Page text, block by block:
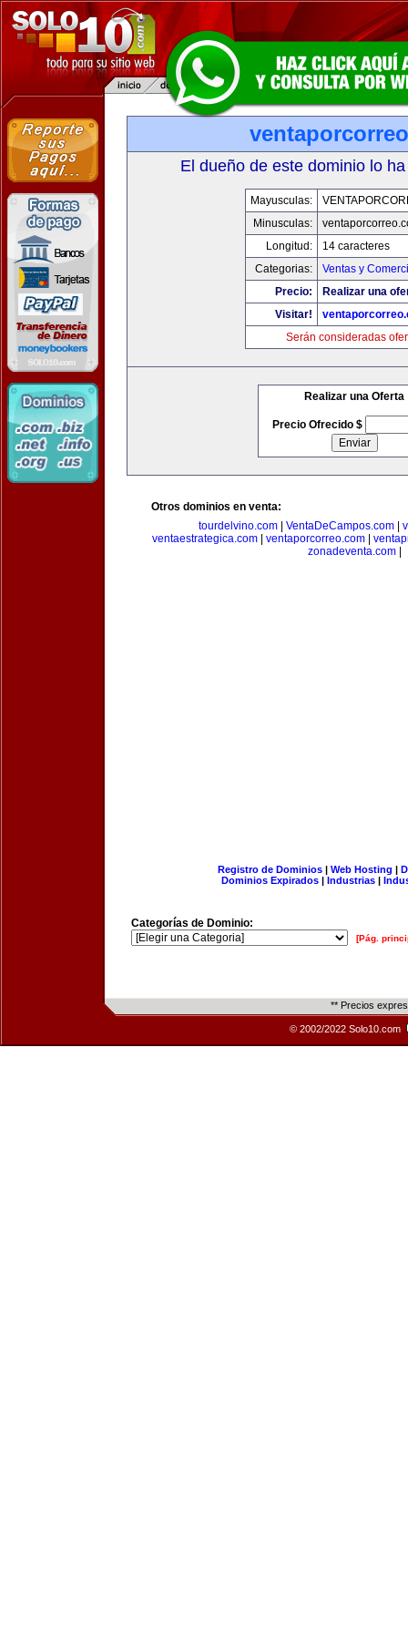
El dueño de este dominio lo
Mayusculas:
Minusculas:
Longitud:
14 caracteres
Categorias:
Ventas y
Precio:
Realizar una
Visitar!
Serán consideradas
Realizar una Oferta
Precio Ofrecido $
Otros dominios en venta:
tourdelvino.com| VentaDeCampos.com|
ventaestrategica.com| ventaporcorreo.com|
zonadeventa.com|
Registro de Dominios| Web Hosting |
Dominios Expirados | Industrias |
Categorías de Dominio:
[Pág.
** Precios
© 2002/2022 Solo10.com